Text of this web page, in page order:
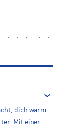
dich warm
Mit einer